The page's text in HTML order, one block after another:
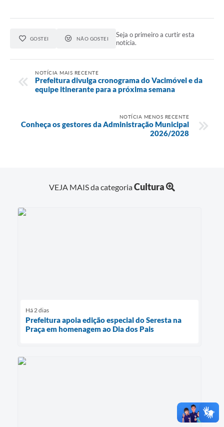
GOSTEI NÃO GOSTEI
Seja o primeiro a curtir esta
notícia.
NOTÍCIA MAIS RECENTE
Prefeitura divulga cronograma do Vacimóvel e da
equipe itinerante para a próxima semana
NOTÍCIA MENOS RECENTE
Conheça os gestores da Administração Municipal
2026/2028
VEJA MAIS da categoriaCultura
Há 2 dias
Prefeitura apoia edição especial do Seresta na
Praça em homenagem ao Dia dos Pais